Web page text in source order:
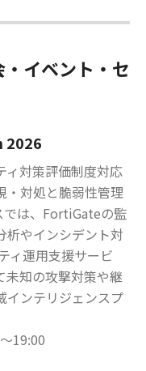
イベント・セ
2026
ィ対策評価制度対応
・対処と脆弱性管理
では、FortiGateの監
析やインシデント対
ィ運用支援サービ
未知の攻撃対策や継
インテリジェンスプ
19:00